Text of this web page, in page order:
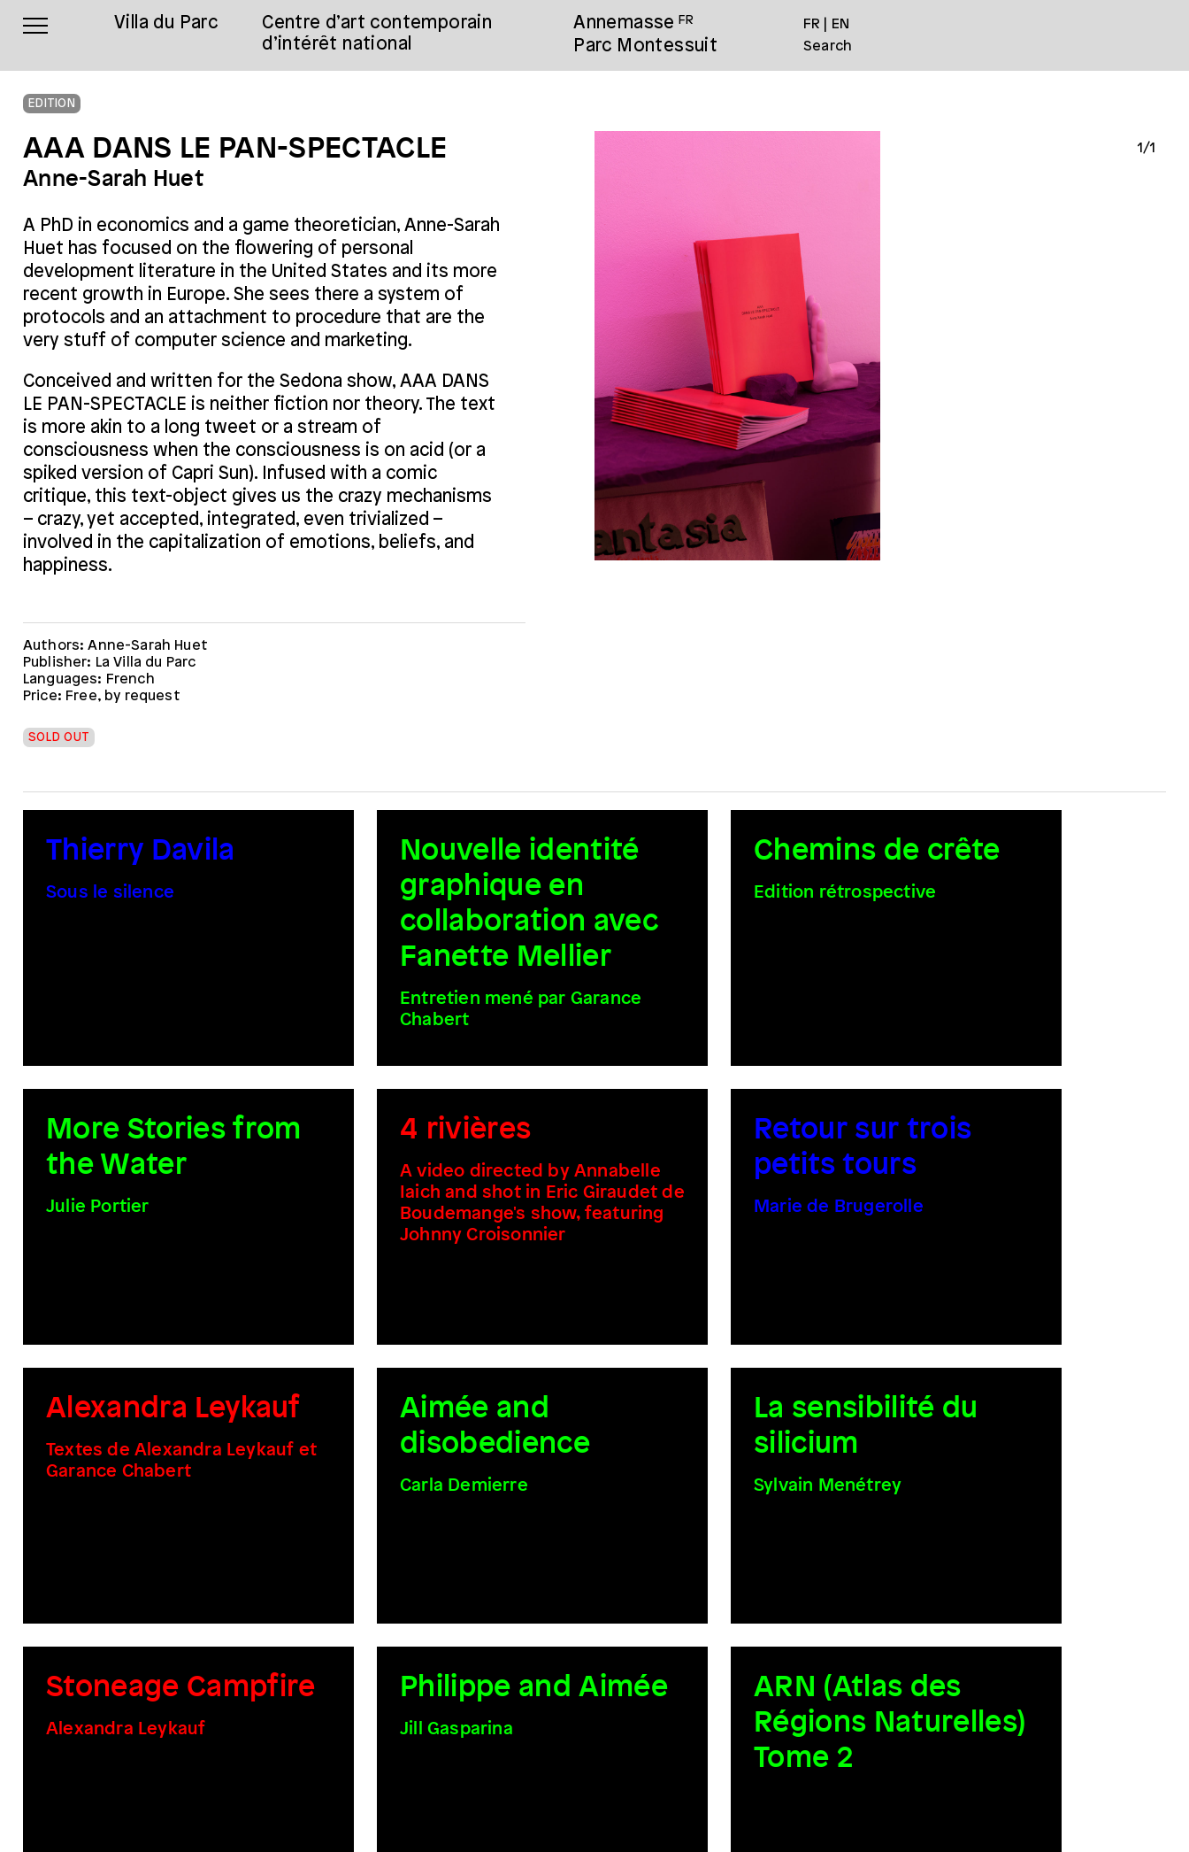
Villa du Parc
Centre d’art contemporain
d’intérêt national
Annemasse FR
Parc Montessuit
FR
EN
Search
EDITION
AAA DANS LE PAN-SPECTACLE
Anne-Sarah Huet
A PhD in economics and a game theoretician, Anne-Sarah
Huet has focused on the flowering of personal
development literature in the United States and its more
recent growth in Europe. She sees there a system of
protocols and an attachment to procedure that are the
very stuff of computer science and marketing.
Conceived and written for the Sedona show, AAA DANS
LE PAN-SPECTACLE is neither fiction nor theory. The text
is more akin to a long tweet or a stream of
consciousness when the consciousness is on acid (or a
spiked version of Capri Sun). Infused with a comic
critique, this text-object gives us the crazy mechanisms
– crazy, yet accepted, integrated, even trivialized –
involved in the capitalization of emotions, beliefs, and
happiness.
Authors: Anne-Sarah Huet
Publisher: La Villa du Parc
Languages: French
Price: Free, by request
SOLD OUT
1/1
Thierry Davila
Sous le silence
Nouvelle identité
graphique en
collaboration avec
Fanette Mellier
Entretien mené par Garance
Chabert
Chemins de crête
Edition rétrospective
More Stories from
the Water
Julie Portier
4 rivières
A video directed by Annabelle
Iaich and shot in Eric Giraudet de
Boudemange's show, featuring
Johnny Croisonnier
Retour sur trois
petits tours
Marie de Brugerolle
Alexandra Leykauf
Textes de Alexandra Leykauf et
Garance Chabert
Aimée and
disobedience
Carla Demierre
La sensibilité du
silicium
Sylvain Menétrey
Stoneage Campfire
Alexandra Leykauf
Philippe and Aimée
Jill Gasparina
ARN (Atlas des
Régions Naturelles)
Tome 2